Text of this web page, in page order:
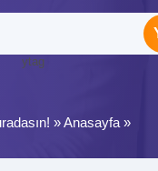
ytag
»Anasayfa »